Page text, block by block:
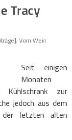
Tracy
, Vom Wein
Seit einigen
Monaten
zur
jedoch aus dem
letzten alten